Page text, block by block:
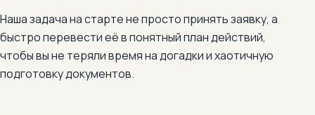
Наша задача на старте не просто принять заявку, а
быстро перевести её в понятный план действий,
чтобы вы не теряли время на догадки и хаотичную
подготовку документов.